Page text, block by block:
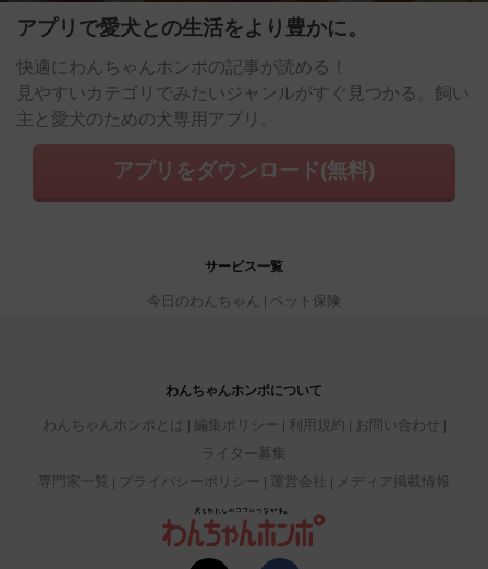
アプリで愛犬との生活をより豊かに。
快適にわんちゃんホンポの記事が読める！
見やすいカテゴリでみたいジャンルがすぐ見つかる。飼い
主と愛犬のための犬専用アプリ。
アプリをダウンロード(無料)
サービス一覧
今日のわんちゃん ペット保険
わんちゃんホンポについて
わんちゃんホンポとは 編集ポリシー 利用規約
お問い合わせ
ライター募集
専門家一覧
プライバシーポリシー 運営会社 メディア掲載情報